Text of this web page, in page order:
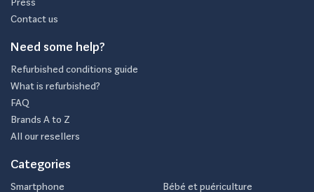
Contact us
Need some help?
Refurbished conditions guide
What is refurbished?
FAQ
Brands A to Z
All our resellers
Categories
Smartphone Bébé et puériculture